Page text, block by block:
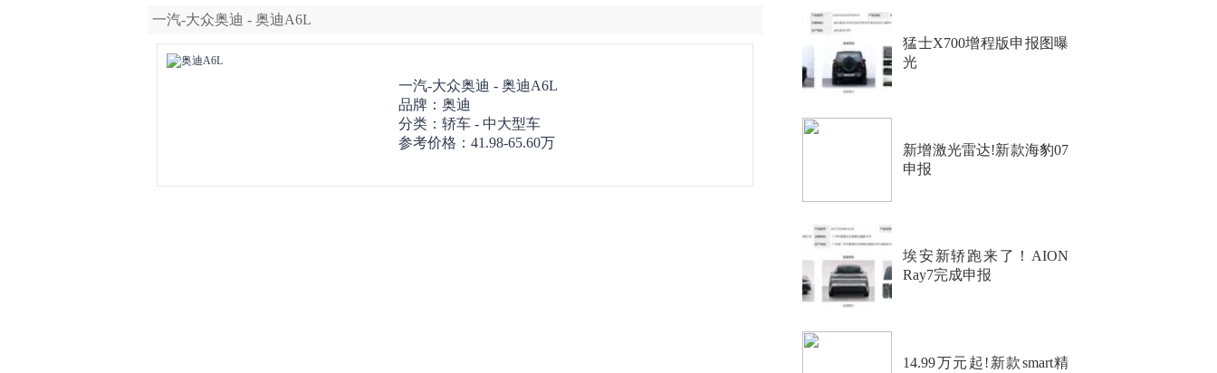
一汽-大众奥迪 - 奥迪A6L
一汽-大众奥迪 - 奥迪A6L
品牌： 奥迪
分类：轿车 - 中大型车
参考价格： 41.98-65.60万
猛士X700增程版申报图曝
光
新增激光雷达!新款海豹07
申报
埃安新轿跑来了！AION
Ray7完成申报
14.99万元起!新款smart精